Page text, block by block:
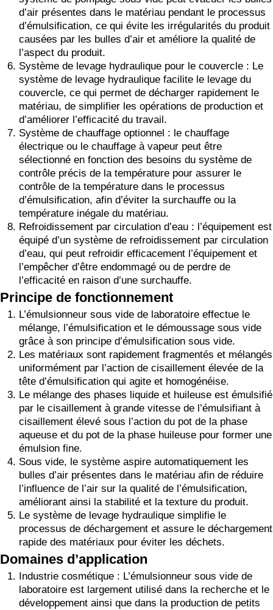
d’air présentes dans le matériau pendant le processus
d’émulsification, ce qui évite les irrégularités du produit
causées par les bulles d’air et améliore la qualité de
l’aspect du produit.
Système de levage hydraulique pour le couvercle : Le
système de levage hydraulique facilite le levage du
couvercle, ce qui permet de décharger rapidement le
matériau, de simplifier les opérations de production et
d’améliorer l’efficacité du travail.
Système de chauffage optionnel : le chauffage
électrique ou le chauffage à vapeur peut être
sélectionné en fonction des besoins du système de
contrôle précis de la température pour assurer le
contrôle de la température dans le processus
d’émulsification, afin d’éviter la surchauffe ou la
température inégale du matériau.
Refroidissement par circulation d’eau : l’équipement est
équipé d’un système de refroidissement par circulation
d’eau, qui peut refroidir efficacement l’équipement et
l’empêcher d’être endommagé ou de perdre de
l’efficacité en raison d’une surchauffe.
Principe de fonctionnement
L’émulsionneur sous vide de laboratoire effectue le
mélange, l’émulsification et le démoussage sous vide
grâce à son principe d’émulsification sous vide.
Les matériaux sont rapidement fragmentés et mélangés
uniformément par l’action de cisaillement élevée de la
tête d’émulsification qui agite et homogénéise.
Le mélange des phases liquide et huileuse est émulsifié
par le cisaillement à grande vitesse de l’émulsifiant à
cisaillement élevé sous l’action du pot de la phase
aqueuse et du pot de la phase huileuse pour former une
émulsion fine.
Sous vide, le système aspire automatiquement les
bulles d’air présentes dans le matériau afin de réduire
l’influence de l’air sur la qualité de l’émulsification,
améliorant ainsi la stabilité et la texture du produit.
Le système de levage hydraulique simplifie le
processus de déchargement et assure le déchargement
rapide des matériaux pour éviter les déchets.
Domaines d’application
Industrie cosmétique : L’émulsionneur sous vide de
laboratoire est largement utilisé dans la recherche et le
développement ainsi que dans la production de petits